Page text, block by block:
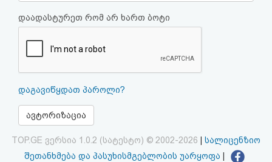
რეგისტრაცია
პაროლის
HTML
კოდი
დაადასტურეთ რომ არ ხართ ბოტი
დაგავიწყდათ პაროლი?
ავტორიზაცია
TOP.GE ვერსია 1.0.2 (სატესტო) © 2002-2026
სალიცენზიო
შეთანხმება და პასუხისმგებლობის უარყოფა